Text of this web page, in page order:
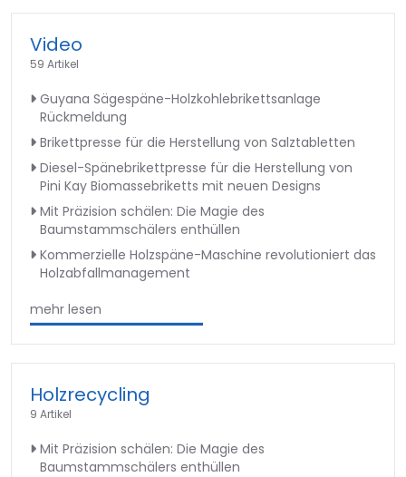
Video
59 Artikel
Guyana Sägespäne-Holzkohlebrikettsanlage
Rückmeldung
Brikettpresse für die Herstellung von Salztabletten
Diesel-Spänebrikettpresse für die Herstellung von
Pini Kay Biomassebriketts mit neuen Designs
Mit Präzision schälen: Die Magie des
Baumstammschälers enthüllen
Kommerzielle Holzspäne-Maschine revolutioniert das
Holzabfallmanagement
mehr lesen
Holzrecycling
9 Artikel
Mit Präzision schälen: Die Magie des
Baumstammschälers enthüllen